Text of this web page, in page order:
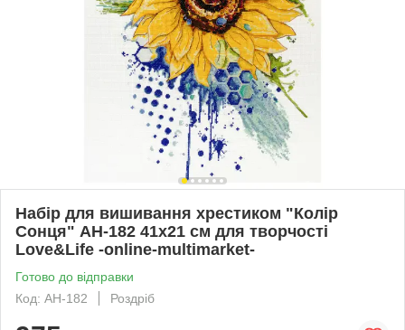
Набір для вишивання хрестиком "Колір
Сонця" AH-182 41х21 см для творчості
Love&Life -online-multimarket-
Готово до відправки
Код: AH-182
Роздріб